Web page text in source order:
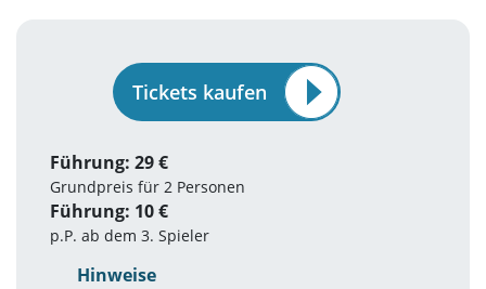
Tickets kaufen
Führung: 29 €
Grundpreis für 2 Personen
Führung: 10 €
p.P. ab dem 3. Spieler
Hinweise